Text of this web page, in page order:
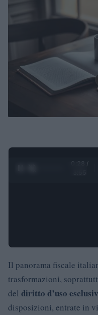
0:29 /
Il panorama fiscale
trasformazioni,
del diritto d’uso
disposizioni, entrate in